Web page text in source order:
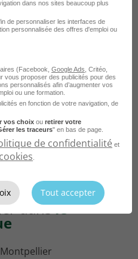
des Affaires
2025
d'emploi par
dansle
dans nos sites beaucoup plus
de personnaliser les interfaces de
personnalisée des offres d'emploi ou
(Facebook, Google Ads , Critéo,
vous proposer des publicités pour des
personnalisés afin d’augmenter vos
ou une formation.
en fonction de votre navigation, de
vos choix ou retirer votre
les traceurs" en bas de page.
de confidentialité et
Tout accepter